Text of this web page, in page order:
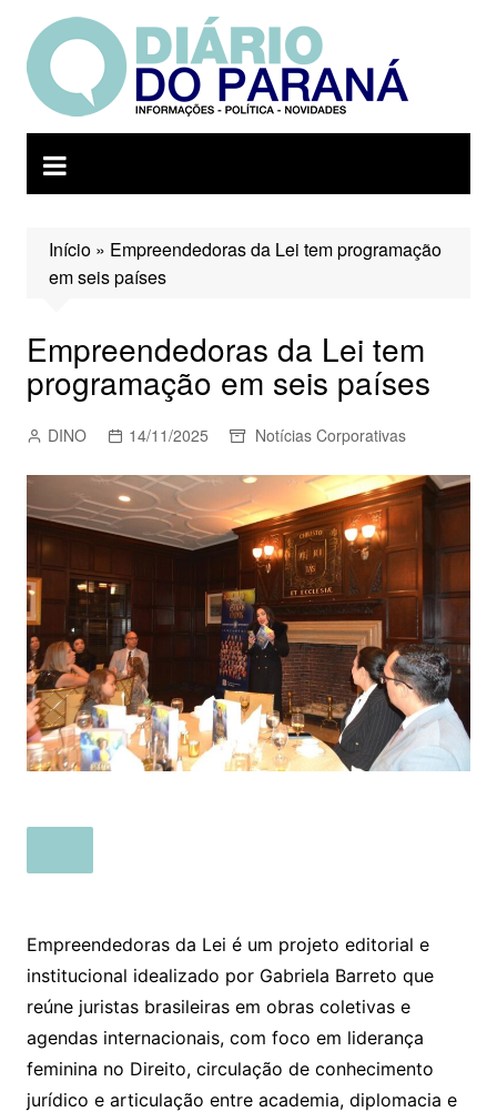
para
conteúdo
Início» Empreendedoras da Lei tem programação
em seis países
Empreendedoras da Lei tem
programação em seis países
DINO 14/11/2025 Notícias Corporativas
Empreendedoras da Lei é um projeto editorial e
institucional idealizado por Gabriela Barreto que
reúne juristas brasileiras em obras coletivas e
agendas internacionais, com foco em liderança
feminina no Direito, circulação de conhecimento
jurídico e articulação entre academia, diplomacia e